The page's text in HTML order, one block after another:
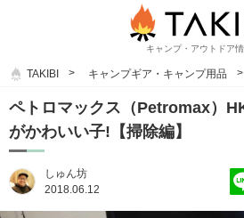
キャンプ・アウトドア
TAKIBI キャンプギア・キャンプ用品
ペトロマックス（Petromax）
がかわいい子!【掃除編】
しゅん坊
2018.06.12